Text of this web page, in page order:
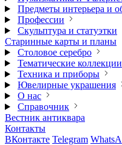
Предметы интерьера и
Профессии
Скульптура и статуэтки
Старинные карты и планы
Столовое серебро
Тематические коллекции
Техника и приборы
Ювелирные украшения
О нас
Справочник
Вестник антиквара
Контакты
ВКонтакте Telegram